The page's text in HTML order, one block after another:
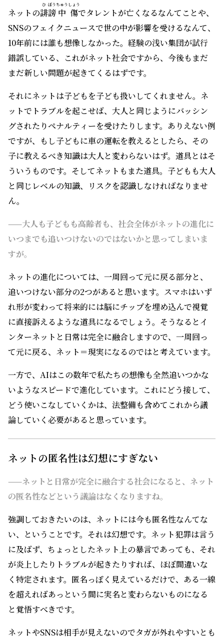
ネットの誹
ひ
謗
ぼう
中傷
ちゅうしょう
でタレントが亡くなるなんてことや、
SNSのフェイクニュースで世の中が影響を受けるなんて、
10年前には誰も想像しなかった。経験の浅い集団が試行
錯誤している、これがネット社会ですから、今後もまだ
まだ新しい問題が起きてくるはずです。
それにネットは子どもを子ども扱いしてくれません。ネ
ットでトラブルを起こせば、大人と同じようにバッシン
グされたりペナルティーを受けたりします。ありえない例
ですが、もし子どもに車の運転を教えるとしたら、その
子に教えるべき知識は大人と変わらないはず。道具とはそ
ういうものです。そしてネットもまた道具。子どもも大人
と同じレベルの知識、リスクを認識しなければなりませ
ん。
——大人も子どもも高齢者も、社会全体がネットの進化に
いつまでも追いつけないのではないかと思ってしまいま
すが。
ネットの進化については、一周回って元に戻る部分と、
追いつけない部分の2つがあると思います。スマホはいず
れ形が変わって将来的には脳にチップを埋め込んで視覚
に直接訴えるような道具になるでしょう。そうなるとイ
ンターネットと日常は完全に融合しますので、一周回っ
て元に戻る、ネット＝現実になるのではと考えています。
一方で、AIはこの数年で私たちの想像も全然追いつかな
いようなスピードで進化しています。これにどう接して、
どう使いこなしていくかは、法整備も含めてこれから議
論していく必要があると思っています。
ネットの匿名性は幻想にすぎない
——ネットと日常が完全に融合する社会になると、ネット
の匿名性などという議論はなくなりますね。
強調しておきたいのは、ネットには今も匿名性なんてな
い、ということです。それは幻想です。ネット犯罪は言う
に及ばず、ちょっとしたネット上の暴言であっても、それ
が炎上したりトラブルが起きたりすれば、ほぼ間違いな
く特定されます。匿名っぽく見えているだけで、ある一線
を超えればあっという間に実名と変わらないものになる
と覚悟すべきです。
ネットやSNSは相手が見えないのでタガが外れやすいとも